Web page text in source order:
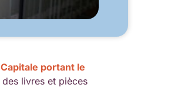
portant le
livres et pièces